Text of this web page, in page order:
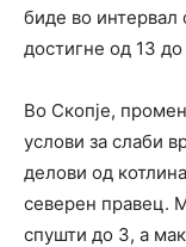
биде во интервал
достигне од 13
Во Скопје,
услови за слаби
делови од
северен правец.
спушти до 3, а